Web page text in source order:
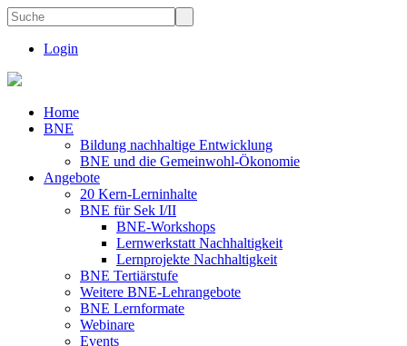
Login
Home
BNE
Bildung nachhaltige Entwicklung
BNE und die Gemeinwohl-Ökonomie
Angebote
20 Kern-Lerninhalte
BNE für Sek I/II
BNE-Workshops
Lernwerkstatt Nachhaltigkeit
Lernprojekte Nachhaltigkeit
BNE Tertiärstufe
Weitere BNE-Lehrangebote
BNE Lernformate
Webinare
Events